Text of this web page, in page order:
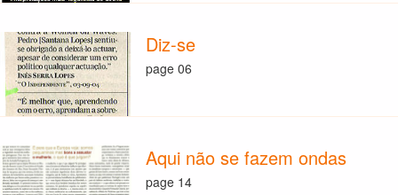
Diz-se
page 06
Aqui não se fazem ondas
page 14